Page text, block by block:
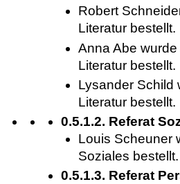
Robert
Literatur bestellt.
Anna Abe
Literatur bestellt.
Lysander Schild
Literatur bestellt.
0.5.1.2. Referat
Louis Scheuner
Soziales bestellt.
0.5.1.3. Referat